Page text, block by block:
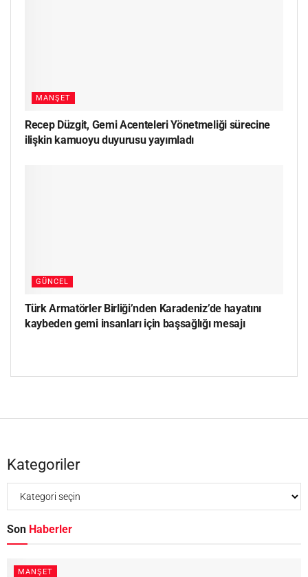
MANŞET
Recep Düzgit, Gemi Acenteleri Yönetmeliği sürecine
ilişkin kamuoyu duyurusu yayımladı
GÜNCEL
Türk Armatörler Birliği’nden Karadeniz’de hayatını
kaybeden gemi insanları için başsağlığı mesajı
Kategoriler
Son Haberler
MANŞET